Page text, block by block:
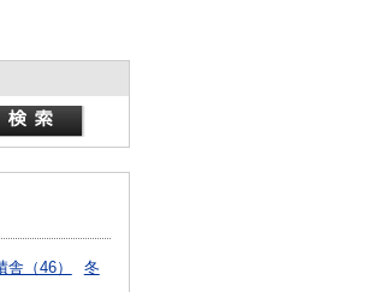
舎（46）
冬